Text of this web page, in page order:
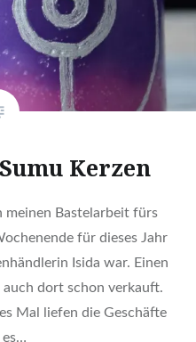
Kerzen
meinen Bastelarbeit fürs
für dieses Jahr
Isida war. Einen
auch dort schon verkauft.
Mal liefen die Geschäfte
es…